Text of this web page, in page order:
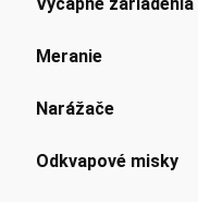
Meranie
Narážače
Odkvapové misky